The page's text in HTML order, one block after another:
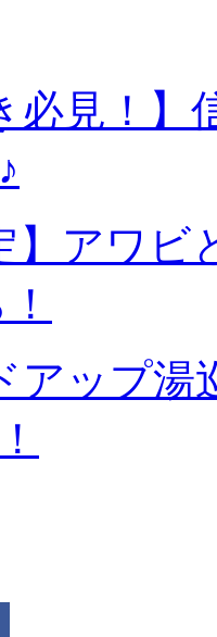
必見！
】アワ
アップ